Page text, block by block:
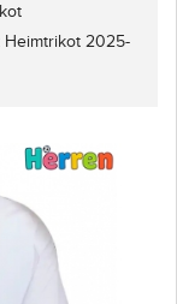
Heimtrikot 2025-